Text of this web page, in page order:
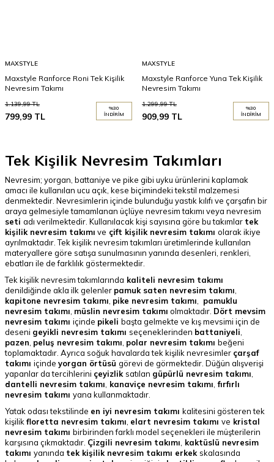
MAXSTYLE
Maxstyle Ranforce Roni Tek Kişilik
Nevresim Takımı
1.139,99TL
799,99 TL
%30
İNDIRIM
MAXSTYLE
Maxstyle Ranforce Yuna Tek Kişilik
Nevresim Takımı
1.299,99TL
909,99 TL
%30
İNDIRIM
Tek Kişilik Nevresim Takımları
Nevresim; yorgan, battaniye ve pike gibi uyku ürünlerini kaplamak
amacı ile kullanılan ucu açık, kese biçimindeki tekstil malzemesi
denmektedir. Nevresimlerin içinde bulunduğu yastık kılıfı ve çarşafın bir
araya gelmesiyle tamamlanan üçlüye nevresim takımı veya nevresim
seti adı verilmektedir. Kullanılacak kişi sayısına göre bu takımlar tek
kişilik nevresim takımı ve çift kişilik nevresim takımı olarak ikiye
ayrılmaktadır. Tek kişilik nevresim takımları üretimlerinde kullanılan
materyallere göre satışa sunulmasının yanında desenleri, renkleri,
ebatları ile de farklılık göstermektedir.
Tek kişilik nevresim takımlarında kaliteli nevresim takımı
denildiğinde akla ilk gelenler pamuk saten nevresim takımı
kapitone nevresim takımı pike nevresim takımı
pamuklu
nevresim takımı müslin nevresim takımı olmaktadır. Dört mevsim
nevresim takımı içinde pikeli başta gelmekte ve kış mevsimi için de
deseni geyikli nevresim takımı seçeneklerinden battaniyeli
pazen peluş nevresim takımı polar nevresim takımı beğeni
toplamaktadır. Ayrıca soğuk havalarda tek kişilik nevresimler çarşaf
takımı içinde yorgan örtüsü görevi de görmektedir. Düğün alışverişi
yapanlar da tercihlerini çeyizlik satılan güpürlü nevresim takımı
dantelli nevresim takımı kanaviçe nevresim takımı fırfırlı
nevresim takımı yana kullanmaktadır.
Yatak odası tekstilinde en iyi nevresim takımı kalitesini gösteren tek
kişilik floretta nevresim takımı elart nevresim takımı ve kristal
nevresim takımı birbirinden farklı model seçenekleri ile müşterilerin
karşısına çıkmaktadır. Çizgili nevresim takımı kaktüslü nevresim
takımı yanında tek kişilik nevresim takımı erkek skalasında